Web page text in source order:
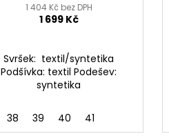
1 404 Kč bez DPH
1 699 Kč
Svršek: textil/syntetika
Podšívka: textil Podešev:
syntetika
38 39 40 41